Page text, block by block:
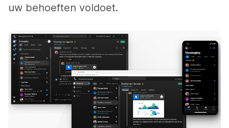
uw behoeften voldoet.